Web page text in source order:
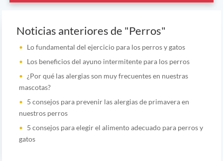
Noticias anteriores de "Perros"
Lo fundamental del ejercicio para los perros y gatos
Los beneficios del ayuno intermitente para los perros
¿Por qué las alergias son muy frecuentes en nuestras
mascotas?
5 consejos para prevenir las alergias de primavera en
nuestros perros
5 consejos para elegir el alimento adecuado para perros y
gatos